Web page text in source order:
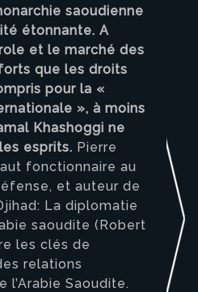
saoudienne
étonnante. A
et le marché des
que les droits
pour la «
», à moins
Khashoggi ne
esprits. Pierre
fonctionnaire au
et auteur de
La diplomatie
saoudite (Robert
les clés de
relations
l’Arabie Saoudite.